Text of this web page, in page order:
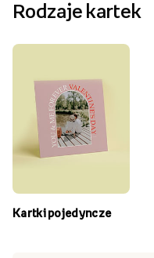
Rodzaje kartek
Kartki pojedyncze